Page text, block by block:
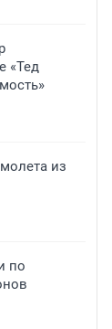
«Тед
из
по